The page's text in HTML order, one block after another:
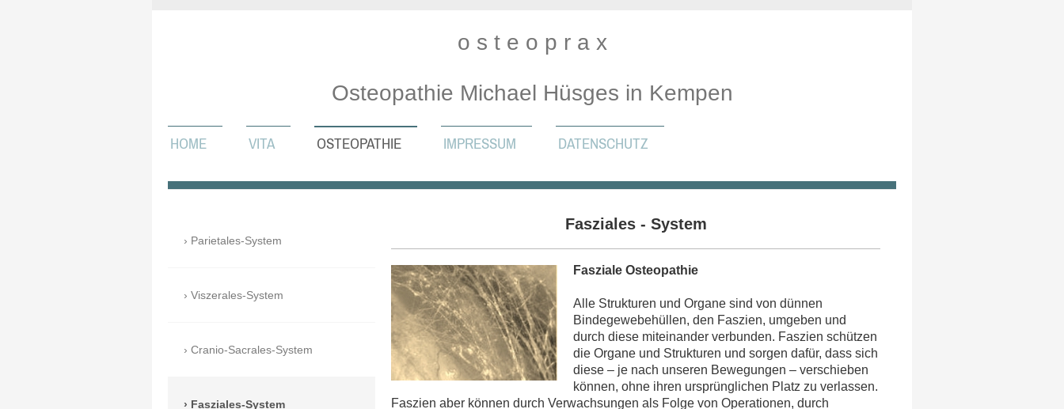
o s t e o p r a x
Osteopathie Michael Hüsges in Kempen
HOME VITA OSTEOPATHIE IMPRESSUM DATENSCHUTZ
Fasziales - System
Fasziale Osteopathie
Alle Strukturen und Organe sind von dünnen
Bindegewebehüllen, den Faszien, umgeben und
durch diese miteinander verbunden. Faszien schützen
die Organe und Strukturen und sorgen dafür, dass sich
diese – je nach unseren Bewegungen – verschieben
können, ohne ihren ursprünglichen Platz zu verlassen.
Faszien aber können durch Verwachsungen als Folge von Operationen, durch
Parietales-System
Viszerales-System
Cranio-Sacrales-System
Fasziales-System